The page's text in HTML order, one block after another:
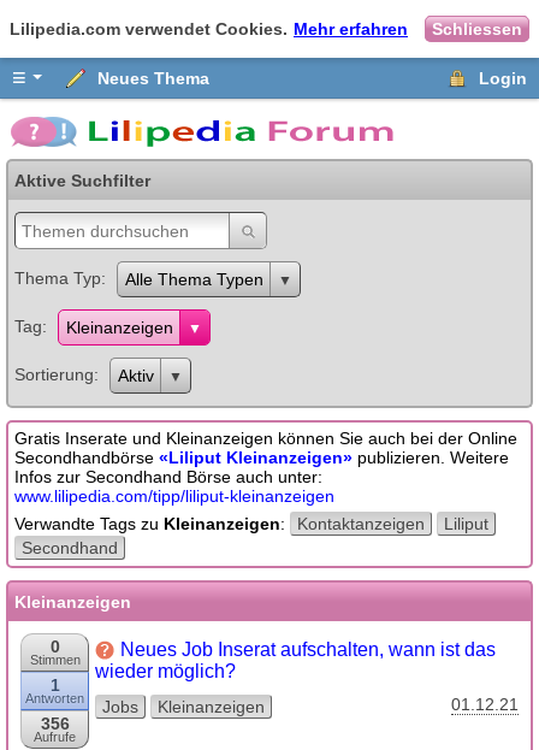
Lilipedia.com verwendet Cookies. Mehr erfahren Schliessen
≡ Neues Thema Login
Aktive Suchfilter
Thema Typ Alle Thema Typen
Tag Kleinanzeigen
Sortierung Aktiv
Gratis Inserate und Kleinanzeigen können Sie auch bei der Online
Secondhandbörse «Liliput Kleinanzeigen» publizieren. Weitere
Infos zur Secondhand Börse auch unter:
www.lilipedia.com/tipp/liliput-kleinanzeigen
Verwandte Tags zu Kleinanzeigen: Kontaktanzeigen
Liliput
Secondhand
Kleinanzeigen
0
Stimmen
1
Antworten
356
Aufrufe
Neues Job Inserat aufschalten, wann ist das
wieder möglich?
Jobs Kleinanzeigen 01.12.21